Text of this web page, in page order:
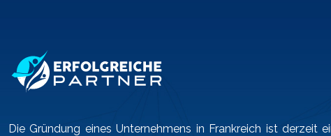
Die Gründung eines Unternehmens in Frankreich ist